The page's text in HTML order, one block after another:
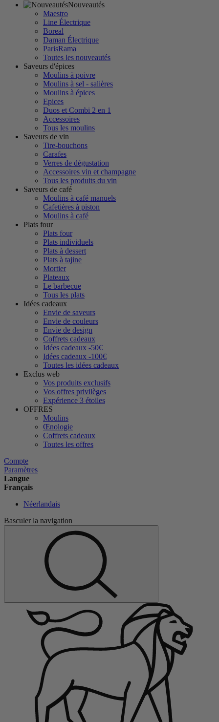
Nouveautés
Maestro
Line Électrique
Boreal
Daman Électrique
ParisRama
Toutes les nouveautés
Saveurs d'épices
Moulins à poivre
Moulins à sel - salières
Moulins à épices
Epices
Duos et Combi 2 en 1
Accessoires
Tous les moulins
Saveurs de vin
Tire-bouchons
Carafes
Verres de dégustation
Accessoires vin et champagne
Tous les produits du vin
Saveurs de café
Moulins à café manuels
Cafetières à piston
Moulins à café
Plats four
Plats four
Plats individuels
Plats à dessert
Plats à tajine
Mortier
Plateaux
Le barbecue
Tous les plats
Idées cadeaux
Envie de saveurs
Envie de couleurs
Envie de design
Coffrets cadeaux
Idées cadeaux -50€
Idées cadeaux -100€
Toutes les idées cadeaux
Exclus web
Vos produits exclusifs
Vos offres privilèges
Expérience 3 étoiles
OFFRES
Moulins
Œnologie
Coffrets cadeaux
Toutes les offres
Compte
Paramètres
Langue
Français
Néerlandais
Basculer la navigation